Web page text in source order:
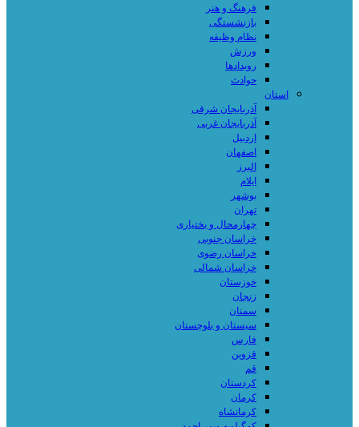
فرهنگ و هنر
بازنشستگی
نظام وظیفه
ورزش
رویدادها
حوادث
استان
آذربایجان شرقی
آذربایجان غربی
اردبیل
اصفهان
البرز
ایلام
بوشهر
تهران
چهارمحال و بختیاری
خراسان جنوبی
خراسان رضوی
خراسان شمالی
خوزستان
زنجان
سمنان
سیستان و بلوچستان
فارس
قزوین
قم
کردستان
کرمان
کرمانشاه